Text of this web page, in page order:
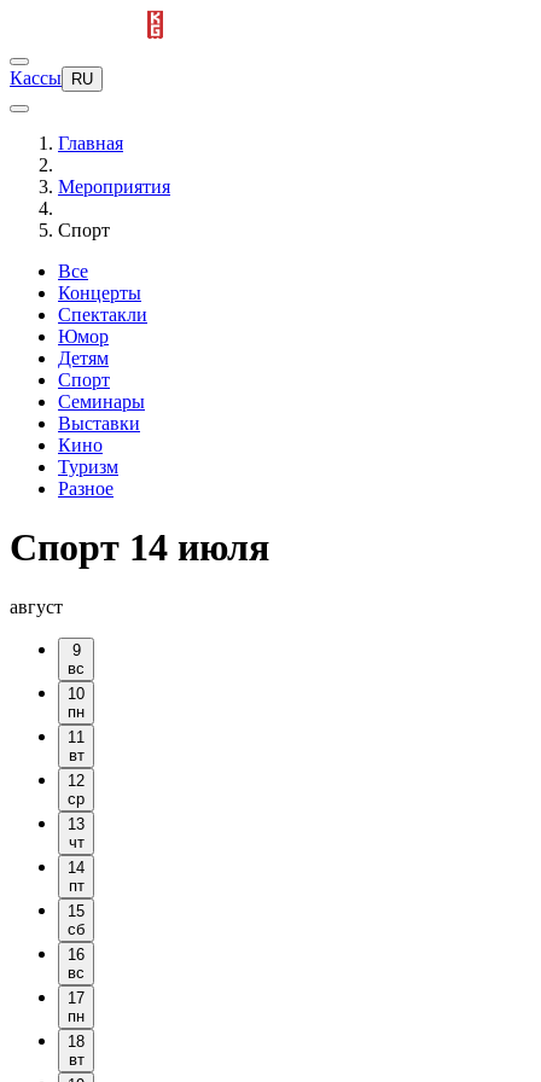
Кассы RU
Главная
Мероприятия
Спорт
Все
Концерты
Спектакли
Юмор
Детям
Спорт
Семинары
Выставки
Кино
Туризм
Разное
Спорт 14 июля
август
9
вс
10
пн
11
вт
12
ср
13
чт
14
пт
15
сб
16
вс
17
пн
18
вт